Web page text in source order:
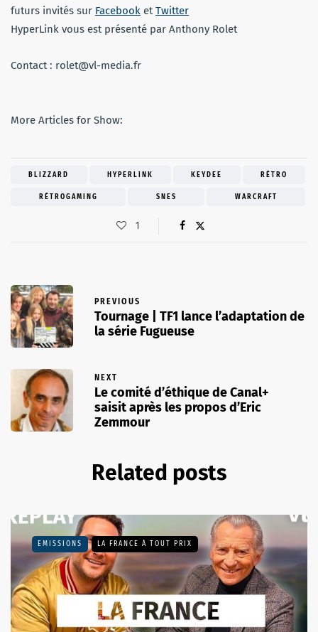
futurs invités sur Facebook etTwitter
HyperLink vous est présenté par Anthony Rolet
Contact : rolet@vl-media.fr
More Articles for Show:
BLIZZARD HYPERLINK KEYDEE RÉTRO
RÉTROGAMING SNES WARCRAFT
1
PREVIOUS
Tournage | TF1 lance l’adaptation de
la série Fugueuse
NEXT
Le comité d’éthique de Canal+
saisit après les propos d’Eric
Zemmour
Related posts
EMISSIONS LA FRANCE À TOUT PRIX